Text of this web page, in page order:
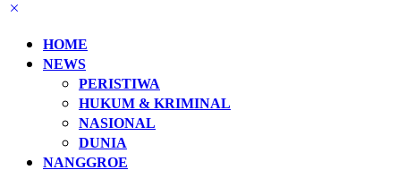
HOME
NEWS
PERISTIWA
HUKUM & KRIMINAL
NASIONAL
DUNIA
NANGGROE